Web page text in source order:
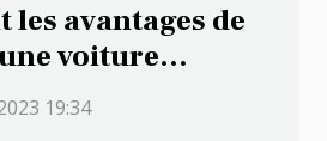
les avantages de
voiture
? 19:34